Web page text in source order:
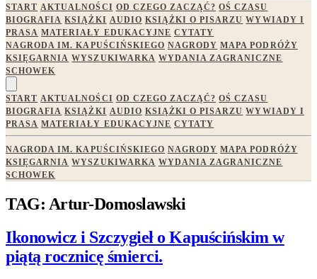
START AKTUALNOŚCI OD CZEGO ZACZĄĆ? OŚ CZASU
BIOGRAFIA KSIĄŻKI AUDIO KSIĄŻKI O PISARZU WYWIADY I
PRASA MATERIAŁY EDUKACYJNE CYTATY
NAGRODA IM. KAPUŚCIŃSKIEGO NAGRODY MAPA PODRÓŻY
KSIĘGARNIA WYSZUKIWARKA WYDANIA ZAGRANICZNE
SCHOWEK
START AKTUALNOŚCI OD CZEGO ZACZĄĆ? OŚ CZASU
BIOGRAFIA KSIĄŻKI AUDIO KSIĄŻKI O PISARZU WYWIADY I
PRASA MATERIAŁY EDUKACYJNE CYTATY
NAGRODA IM. KAPUŚCIŃSKIEGO NAGRODY MAPA PODRÓŻY
KSIĘGARNIA WYSZUKIWARKA WYDANIA ZAGRANICZNE
SCHOWEK
TAG: Artur-Domoslawski
Ikonowicz i Szczygieł o Kapuścińskim w
piątą rocznicę śmierci.